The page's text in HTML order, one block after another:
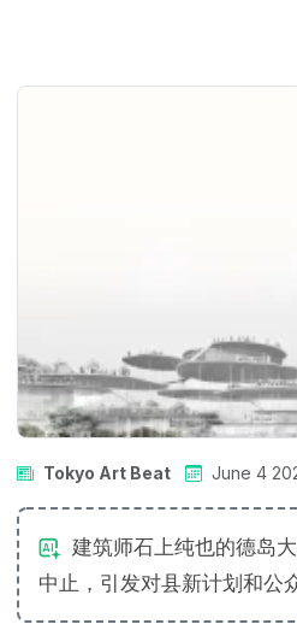
Tokyo Art Beat June 4
建筑师石上纯也的德岛
中止，引发对县新计划和公